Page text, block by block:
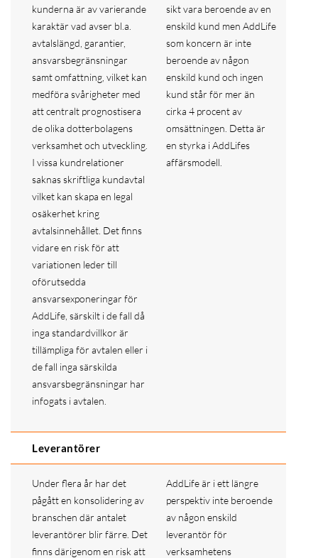
kunderna är av varierande
karaktär vad avser bl.a.
avtalslängd, garantier,
ansvarsbegränsningar
samt omfattning, vilket kan
medföra svårigheter med
att centralt prognostisera
de olika dotterbolagens
verksamhet och utveckling.
I vissa kundrelationer
saknas skriftliga kundavtal
vilket kan skapa en legal
osäkerhet kring
avtalsinnehållet. Det finns
vidare en risk för att
variationen leder till
oförutsedda
ansvarsexponeringar för
AddLife, särskilt i de fall då
inga standardvillkor är
tillämpliga för avtalen eller i
de fall inga särskilda
ansvarsbegränsningar har
infogats i avtalen.
sikt vara beroende av en
enskild kund men AddLife
som koncern är inte
beroende av någon
enskild kund och ingen
kund står för mer än
cirka 4 procent av
omsättningen. Detta är
en styrka i AddLifes
affärsmodell.
Leverantörer
Under flera år har det
pågått en konsolidering av
branschen där antalet
leverantörer blir färre. Det
finns därigenom en risk att
AddLife är i ett längre
perspektiv inte beroende
av någon enskild
leverantör för
verksamhetens